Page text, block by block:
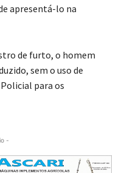
apresentá-lo na
de furto, o homem
sem o uso de
para os
-